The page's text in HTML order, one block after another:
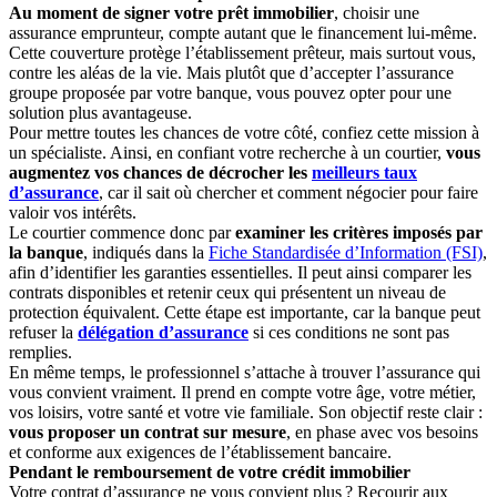
Au moment de signer votre prêt immobilier, choisir une
assurance emprunteur, compte autant que le financement lui-même.
Cette couverture protège l’établissement prêteur, mais surtout vous,
contre les aléas de la vie. Mais plutôt que d’accepter l’assurance
groupe proposée par votre banque, vous pouvez opter pour une
solution plus avantageuse.
Pour mettre toutes les chances de votre côté, confiez cette mission à
un spécialiste. Ainsi, en confiant votre recherche à un courtier, vous
augmentez vos chances de décrocher les meilleurs taux
d’assurance, car il sait où chercher et comment négocier pour faire
valoir vos intérêts.
Le courtier commence donc parexaminer les critères imposés par
la banque, indiqués dans la Fiche Standardisée d’Information (FSI),
afin d’identifier les garanties essentielles. Il peut ainsi comparer les
contrats disponibles et retenir ceux qui présentent un niveau de
protection équivalent. Cette étape est importante, car la banque peut
refuser la délégation d’assurance si ces conditions ne sont pas
remplies.
En même temps, le professionnel s’attache à trouver l’assurance qui
vous convient vraiment. Il prend en compte votre âge, votre métier,
vos loisirs, votre santé et votre vie familiale. Son objectif reste clair :
vous proposer un contrat sur mesure, en phase avec vos besoins
et conforme aux exigences de l’établissement bancaire.
Pendant le remboursement de votre crédit immobilier
Votre contrat d’assurance ne vous convient plus ? Recourir aux